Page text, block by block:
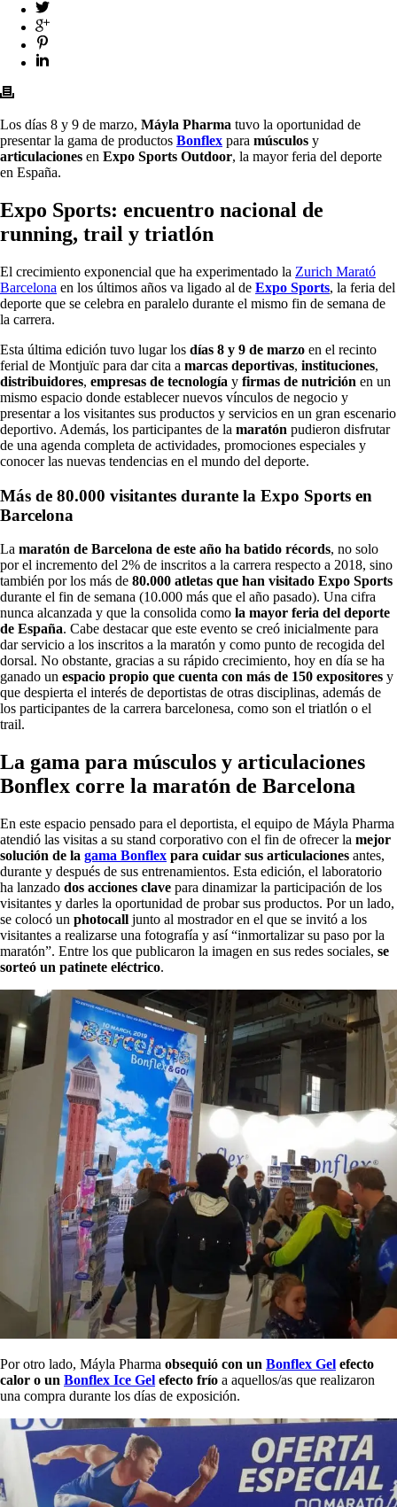
Los días 8 y 9 de marzo, Máyla Pharma tuvo la oportunidad de
presentar la gama de productos Bonflex para músculos y
articulaciones en Expo Sports Outdoor, la mayor feria del deporte
en España.
Expo Sports: encuentro nacional de
running, trail y triatlón
El crecimiento exponencial que ha experimentado la Zurich Marató
Barcelona en los últimos años va ligado al de Expo Sports, la feria del
deporte que se celebra en paralelo durante el mismo fin de semana de
la carrera.
Esta última edición tuvo lugar los días 8 y 9 de marzo en el recinto
ferial de Montjuïc para dar cita a marcas deportivas, instituciones,
distribuidores, empresas de tecnología y firmas de nutrición en un
mismo espacio donde establecer nuevos vínculos de negocio y
presentar a los visitantes sus productos y servicios en un gran escenario
deportivo. Además, los participantes de la maratón pudieron disfrutar
de una agenda completa de actividades, promociones especiales y
conocer las nuevas tendencias en el mundo del deporte.
Más de 80.000 visitantes durante la Expo Sports en
Barcelona
La maratón de Barcelona de este año ha batido récords, no solo
por el incremento del 2% de inscritos a la carrera respecto a 2018, sino
también por los más de 80.000 atletas que han visitado Expo Sports
durante el fin de semana (10.000 más que el año pasado). Una cifra
nunca alcanzada y que la consolida como la mayor feria del deporte
de España. Cabe destacar que este evento se creó inicialmente para
dar servicio a los inscritos a la maratón y como punto de recogida del
dorsal. No obstante, gracias a su rápido crecimiento, hoy en día se ha
ganado un espacio propio que cuenta con más de 150 expositores y
que despierta el interés de deportistas de otras disciplinas, además de
los participantes de la carrera barcelonesa, como son el triatlón o el
trail.
La gama para músculos y articulaciones
Bonflex corre la maratón de Barcelona
En este espacio pensado para el deportista, el equipo de Máyla Pharma
atendió las visitas a su stand corporativo con el fin de ofrecer la mejor
solución de la gama Bonflex para cuidar sus articulaciones antes,
durante y después de sus entrenamientos. Esta edición, el laboratorio
ha lanzado dos acciones clave para dinamizar la participación de los
visitantes y darles la oportunidad de probar sus productos. Por un lado,
se colocó un photocall junto al mostrador en el que se invitó a los
visitantes a realizarse una fotografía y así “inmortalizar su paso por la
maratón”. Entre los que publicaron la imagen en sus redes sociales, se
sorteó un patinete eléctrico.
Por otro lado, Máyla Pharma obsequió con un Bonflex Gel efecto
calor o un Bonflex Ice Gel efecto frío a aquellos/as que realizaron
una compra durante los días de exposición.